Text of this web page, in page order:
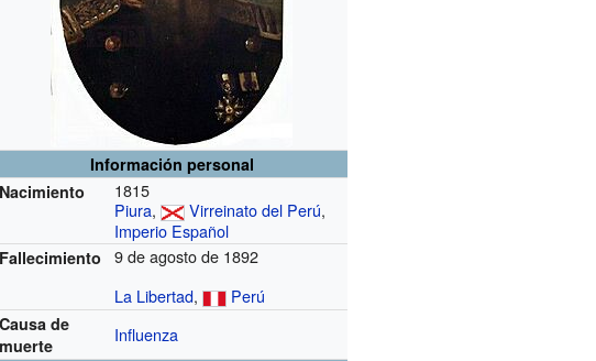
Información personal
Nacimiento
1815
Piura, Virreinato del Perú,
Imperio Español
Fallecimiento
9 de agosto de 1892
La Libertad, Perú
Causa de
muerte
Influenza